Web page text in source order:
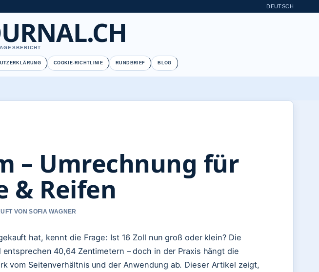
DEUTSCH
COOKIE-RICHTLINIE RUNDBRIEF BLOG
– Umrechnung für
& Reifen
VON SOFIA WAGNER
hat, kennt die Frage: Ist 16 Zoll nun groß oder klein? Die
40,64 Zentimetern – doch in der Praxis hängt die
vom Seitenverhältnis und der Anwendung ab. Dieser Artikel zeigt,